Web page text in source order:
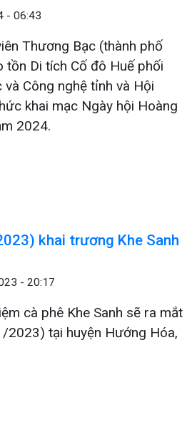
- 06:43
Thương Bạc (thành phố
tồn Di tích Cố đô Huế phối
Công nghệ tỉnh và Hội
khai mạc Ngày hội Hoàng
2024.
khai trương Khe Sanh
- 20:17
cà phê Khe Sanh sẽ ra mắt
2023) tại huyện Hướng Hóa,